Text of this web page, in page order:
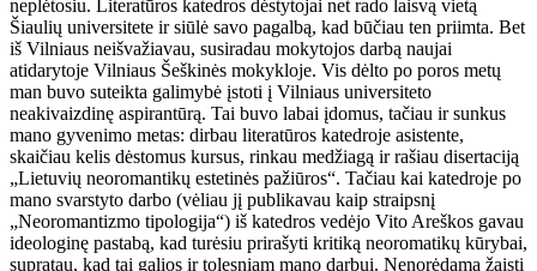
neplėtosiu. Literatūros katedros dėstytojai net rado laisvą vietą
Šiaulių universitete ir siūlė savo pagalbą, kad būčiau ten priimta. Bet
iš Vilniaus neišvažiavau, susiradau mokytojos darbą naujai
atidarytoje Vilniaus Šeškinės mokykloje. Vis dėlto po poros metų
man buvo suteikta galimybė įstoti į Vilniaus universiteto
neakivaizdinę aspirantūrą. Tai buvo labai įdomus, tačiau ir sunkus
mano gyvenimo metas: dirbau literatūros katedroje asistente,
skaičiau kelis dėstomus kursus, rinkau medžiagą ir rašiau disertaciją
„Lietuvių neoromantikų estetinės pažiūros“. Tačiau kai katedroje po
mano svarstyto darbo (vėliau jį publikavau kaip straipsnį
„Neoromantizmo tipologija“) iš katedros vedėjo Vito Areškos gavau
ideologinę pastabą, kad turėsiu prirašyti kritiką neoromatikų kūrybai,
supratau, kad tai galios ir tolesniam mano darbui. Nenorėdama žaisti